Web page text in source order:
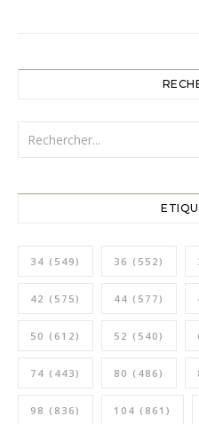
34 (549) 36 (552)
42 (575) 44 (577)
50 (612) 52 (540)
74 (443) 80 (486)
98 (836) 104 (861)